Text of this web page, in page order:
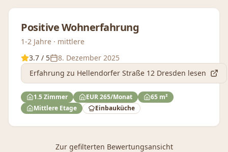
Positive Wohnerfahrung
1-2 Jahre · mittlere
3.7 / 5
8. Dezember 2025
Erfahrung zu Hellendorfer Straße 12 Dresden lesen
1.5 Zimmer EUR 265/Monat
65 m²
Mittlere Etage
Einbauküche
Zur gefilterten Bewertungsansicht